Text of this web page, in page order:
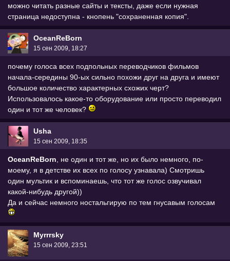
можно читать разные сайты и тексты, даже если нужная
страница недоступна - кнопень "сохраненная копия".
OceanReBorn
15 сен 2009, 18:27
почему голоса всех подпольных переводчиков фильмов
начала-середины 90-ых сильно похожи друг на друга и имеют
большое количество характерных схожих черт?
Использовалось какое-то оборудование или просто переводил
один и тот же человек?
Usha
15 сен 2009, 18:35
OceanReBorn , не один и тот же, но их было немного, по-
моему, я в детстве их всех по голосу узнавала) Смотришь
один мультик и вспоминаешь, что тот же голос озвучивал
какой-нибудь другой))
Да и сейчас немного ностальгирую по тем гнусавым голосам
Myrrrsky
15 сен 2009, 23:51